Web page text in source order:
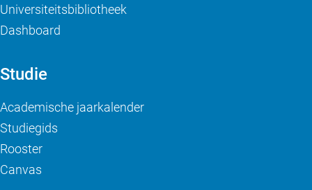
Universiteitsbibliotheek
Dashboard
Studie
Academische jaarkalender
Studiegids
Rooster
Canvas